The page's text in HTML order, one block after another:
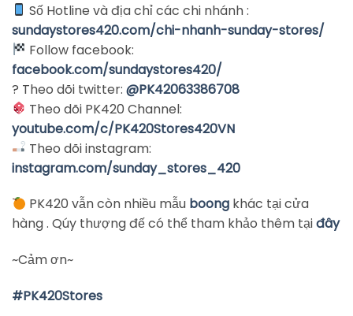
Số Hotline và địa chỉ các chi nhánh :
sundaystores420.com/chi-nhanh-sunday-stores/
Follow facebook:
facebook.com/sundaystores420/
? Theo dõi twitter: @PK42063386708
Theo dõi PK420 Channel:
youtube.com/c/PK420Stores420VN
Theo dõi instagram:
instagram.com/sunday_stores_420
PK420 vẫn còn nhiều mẫu boong khác tại cửa
hàng . Qúy thượng đế có thể tham khảo thêm tạiđây
~Cảm ơn~
#PK420Stores